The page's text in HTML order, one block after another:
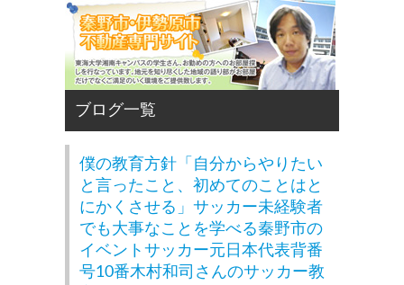
僕の教育方針「自分からやりたい
と言ったこと、初めてのことはと
にかくさせる」サッカー未経験者
でも大事なことを学べる秦野市の
イベントサッカー元日本代表背番
号10番木村和司さんのサッカー教